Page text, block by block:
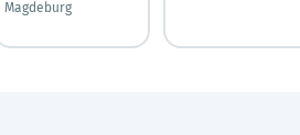
Magdeburg